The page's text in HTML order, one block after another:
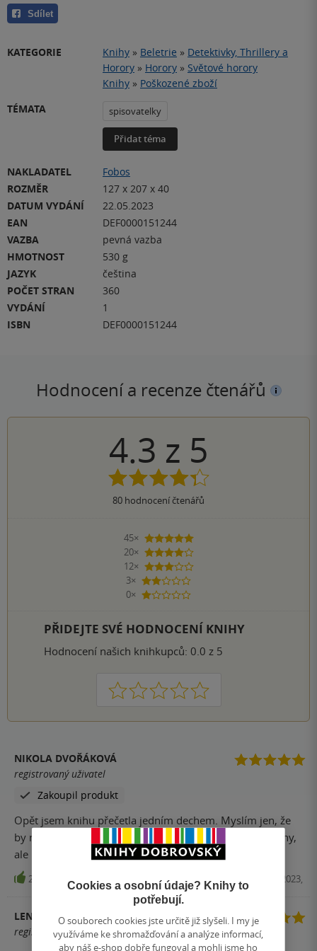
Sdílet
KATEGORIE Knihy » Beletrie » Detektivky, Thrillery a
Horory » Horory » Světové horory
Knihy » Poškozené zboží
TÉMATA
spisovatelky
Přidat téma
NAKLADATEL
Fobos
ROZMĚR
127 x 207 x 40
DATUM VYDÁNÍ
22.05.2023
EAN
DEF0000151244
VAZBA
pevná vazba
HMOTNOST
530 g
JAZYK
čeština
POČET STRAN
360
VYDÁNÍ
1
ISBN
DEF0000151244
Hodnocení a recenze čtenářů
4.3 z 5
80 hodnocení čtenářů
45×
5 hvězdiček
20×
4 hvězdičky
12×
3 hvězdičky
3×
2 hvězdičky
0×
1 hvezdička
PŘIDEJTE SVÉ HODNOCENÍ KNIHY
Hodnocení našich knihkupců: 0.0 z 5
1 2 3 4 5
NIKOLA DVOŘÁKOVÁ
registrovaný uživatel
Zakoupil produkt
Opět jsem knihu přečetla jedním dechem. Myslím jen, že
by neměla být jako horor, vůbec tam neni nic z duchařiny,
ale i tak se mi moc libila..
22 E-kniha, Fobos, 2023,
LENKA ZAJÍČKOVÁ
registrovaný uživatel
Cookies a osobní údaje? Knihy to
potřebují.
O souborech cookies jste určitě již slyšeli. I my je
využíváme ke shromažďování a analýze informací,
aby náš e-shop dobře fungoval a mohli jsme ho